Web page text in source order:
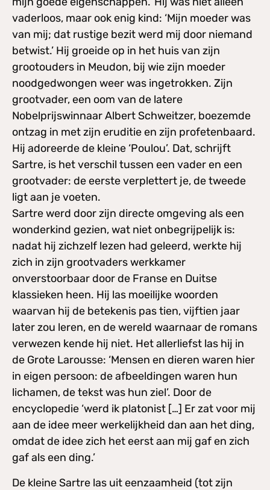
vaderloos, maar ook enig kind: ‘Mijn moeder was
van mij; dat rustige bezit werd mij door niemand
betwist.’ Hij groeide op in het huis van zijn
grootouders in Meudon, bij wie zijn moeder
noodgedwongen weer was ingetrokken. Zijn
grootvader, een oom van de latere
Nobelprijswinnaar Albert Schweitzer, boezemde
ontzag in met zijn eruditie en zijn profetenbaard.
Hij adoreerde de kleine ‘Poulou’. Dat, schrijft
Sartre, is het verschil tussen een vader en een
grootvader: de eerste verplettert je, de tweede
ligt aan je voeten.
Sartre werd door zijn directe omgeving als een
wonderkind gezien, wat niet onbegrijpelijk is:
nadat hij zichzelf lezen had geleerd, werkte hij
zich in zijn grootvaders werkkamer
onverstoorbaar door de Franse en Duitse
klassieken heen. Hij las moeilijke woorden
waarvan hij de betekenis pas tien, vijftien jaar
later zou leren, en de wereld waarnaar de romans
verwezen kende hij niet. Het allerliefst las hij in
de Grote Larousse: ‘Mensen en dieren waren hier
in eigen persoon: de afbeeldingen waren hun
lichamen, de tekst was hun ziel’. Door de
encyclopedie ‘werd ik platonist […] Er zat voor mij
aan de idee meer werkelijkheid dan aan het ding,
omdat de idee zich het eerst aan mij gaf en zich
gaf als een ding.’
De kleine Sartre las uit eenzaamheid (tot zijn